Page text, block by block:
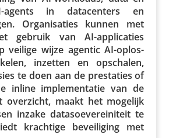
agents in data­cen­ters en
Orga­ni­sa­ties kunnen met
gebruik van AI-appli­ca­ties
veilige wijze agentic AI-oplos­
inzetten en opschalen,
te doen aan de pres­ta­ties of
inline imple­men­tatie van de
overzicht, maakt het mogelijk
inzake data­soe­ve­rei­ni­teit te
krachtige bevei­li­ging met